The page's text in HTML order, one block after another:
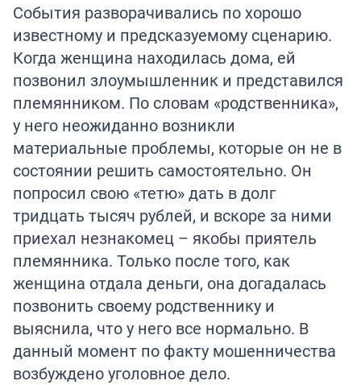
События разворачивались по хорошо
известному и предсказуемому сценарию.
Когда женщина находилась дома, ей
позвонил злоумышленник и представился
племянником. По словам «родственника»,
у него неожиданно возникли
материальные проблемы, которые он не в
состоянии решить самостоятельно. Он
попросил свою «тетю» дать в долг
тридцать тысяч рублей, и вскоре за ними
приехал незнакомец – якобы приятель
племянника. Только после того, как
женщина отдала деньги, она догадалась
позвонить своему родственнику и
выяснила, что у него все нормально. В
данный момент по факту мошенничества
возбуждено уголовное дело.